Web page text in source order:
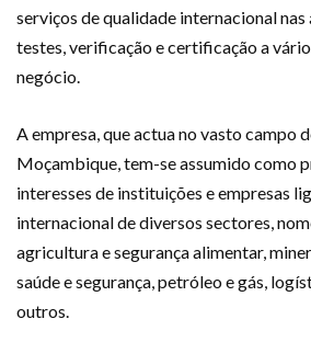
serviços de qualidade internacional nas
testes, verificação e certificação a
negócio.
A empresa, que actua no vasto campo
Moçambique, tem-se assumido como
interesses de instituições e empresas
internacional de diversos sectores,
agricultura e segurança alimentar,
saúde e segurança, petróleo e gás,
outros.